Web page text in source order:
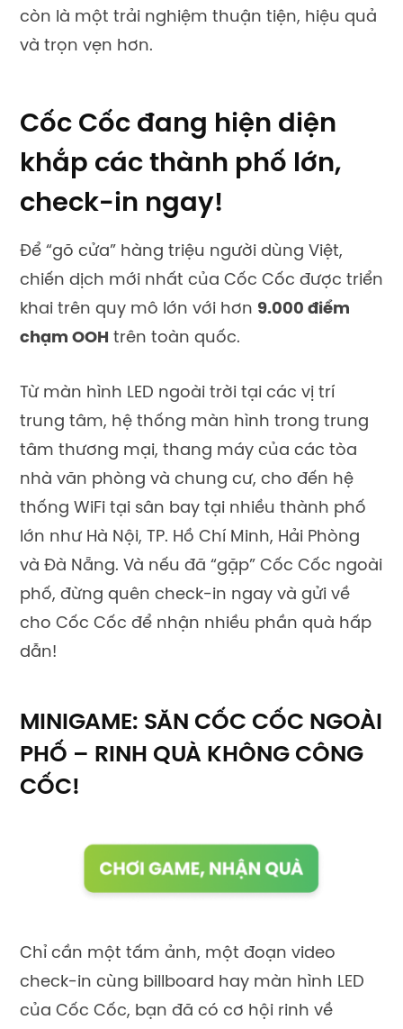
còn là một trải nghiệm thuận tiện, hiệu quả
và trọn vẹn hơn.
Cốc Cốc đang hiện diện
khắp các thành phố lớn,
check-in ngay!
Để “gõ cửa” hàng triệu người dùng Việt,
chiến dịch mới nhất của Cốc Cốc được triển
khai trên quy mô lớn với hơn 9.000 điểm
chạm OOH trên toàn quốc.
Từ màn hình LED ngoài trời tại các vị trí
trung tâm, hệ thống màn hình trong trung
tâm thương mại, thang máy của các tòa
nhà văn phòng và chung cư, cho đến hệ
thống WiFi tại sân bay tại nhiều thành phố
lớn như Hà Nội, TP. Hồ Chí Minh, Hải Phòng
và Đà Nẵng. Và nếu đã “gặp” Cốc Cốc ngoài
phố, đừng quên check-in ngay và gửi về
cho Cốc Cốc để nhận nhiều phần quà hấp
dẫn!
MINIGAME: SĂN CỐC CỐC NGOÀI
PHỐ – RINH QUÀ KHÔNG CÔNG
CỐC!
Chỉ cần một tấm ảnh, một đoạn video
check-in cùng billboard hay màn hình LED
của Cốc Cốc, bạn đã có cơ hội rinh về